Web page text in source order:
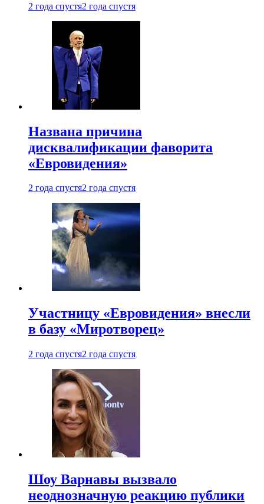
2 года спустя2 года спустя
Названа причина
дисквалификации фаворита
«Евровидения»
2 года спустя2 года спустя
Участницу «Евровидения» внесли
в базу «Миротворец»
2 года спустя2 года спустя
Шоу Варнавы вызвало
неоднозначную реакцию публики